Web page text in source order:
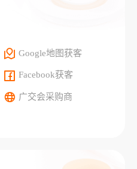
Google地图获客
Facebook获客
广交会采购商